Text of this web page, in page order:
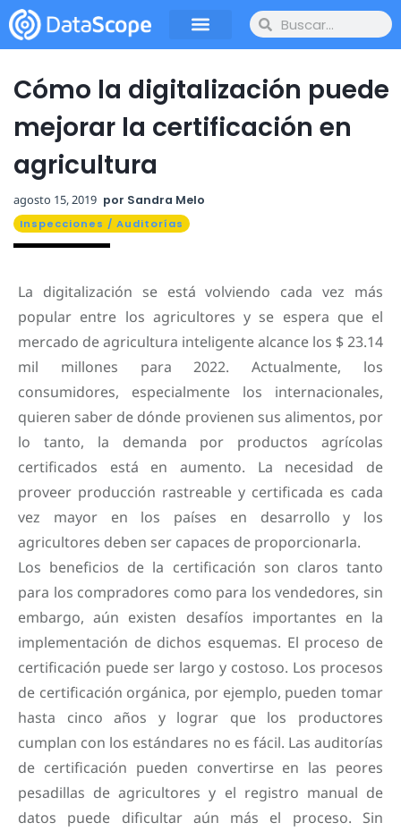
Cómo la digitalización puede
mejorar la certificación en
agricultura
agosto 15, 2019 por Sandra Melo
Inspecciones / Auditorías
La digitalización se está volviendo cada vez más
popular entre los agricultores y se espera que el
mercado de agricultura inteligente alcance los $ 23.14
mil millones para 2022. Actualmente, los
consumidores, especialmente los internacionales,
quieren saber de dónde provienen sus alimentos, por
lo tanto, la demanda por productos agrícolas
certificados está en aumento. La necesidad de
proveer producción rastreable y certificada es cada
vez mayor en los países en desarrollo y los
agricultores deben ser capaces de proporcionarla.
Los beneficios de la certificación son claros tanto
para los compradores como para los vendedores, sin
embargo, aún existen desafíos importantes en la
implementación de dichos esquemas. El proceso de
certificación puede ser largo y costoso. Los procesos
de certificación orgánica, por ejemplo, pueden tomar
hasta cinco años y lograr que los productores
cumplan con los estándares no es fácil. Las auditorías
de certificación pueden convertirse en las peores
pesadillas de agricultores y el registro manual de
datos puede dificultar aún más el proceso. Sin